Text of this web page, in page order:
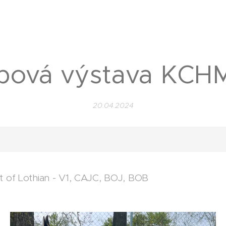
výstava
20.04.2024
of Lothian - V1, CAJC, BOJ, BOB